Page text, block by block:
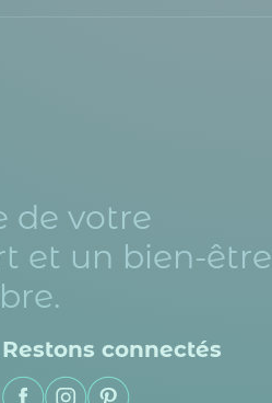
de votre
et un bien-être
Restons connectés